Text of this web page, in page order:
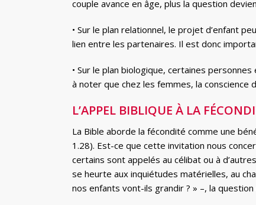
couple avance en âge, plus la question
• Sur le plan relationnel, le projet d’enfant
lien entre les partenaires. Il est donc
• Sur le plan biologique, certaines
à noter que chez les femmes, la
L’APPEL BIBLIQUE À LA
La Bible aborde la fécondité comme une
1.28). Est-ce que cette invitation nous
certains sont appelés au célibat ou à
se heurte aux inquiétudes matérielles, au
nos enfants vont-ils grandir ? » –, la